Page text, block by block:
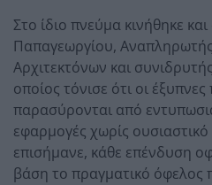
Στο ίδιο πνεύμα κινήθηκε
Παπαγεωργίου,
Αρχιτεκτόνων και
οποίος τόνισε ότι οι
παρασύρονται από
εφαρμογές χωρίς
επισήμανε, κάθε επένδυση
βάση το πραγματικό όφελος